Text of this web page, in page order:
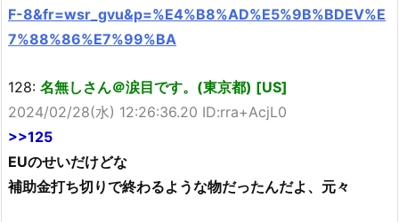
F-8&fr=wsr_gvu&p=%E4%B8%AD%E5%9B%BDEV%E
7%88%86%E7%99%BA
128: 名無しさん＠涙目です。(東京都) [US]
2024/02/28(水) 12:26:36.20 ID:rra+AcjL0
>>125
EUのせいだけどな
補助金打ち切りで終わるような物だったんだよ、元々